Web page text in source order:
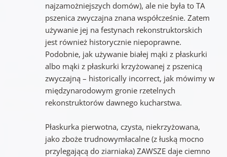
najzamożniejszych domów), ale nie była to TA
pszenica zwyczajna znana współcześnie. Zatem
używanie jej na festynach rekonstruktorskich
jest również historycznie niepoprawne.
Podobnie, jak używanie białej mąki z płaskurki
albo mąki z płaskurki krzyżowanej z pszenicą
zwyczajną – historically incorrect, jak mówimy w
międzynarodowym gronie rzetelnych
rekonstruktorów dawnego kucharstwa.
Płaskurka pierwotna, czysta, niekrzyżowana,
jako zboże trudnowymłacalne (z łuską mocno
przylegającą do ziarniaka) ZAWSZE daje ciemno